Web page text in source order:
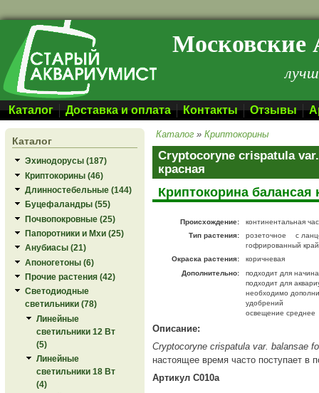
Перейти к основному содержанию Московские
Каталог Доставка и оплата Контакты Отзывы
Каталог
Эхинодорусы (187)
Криптокорины (46)
Длинностебельные (144)
Буцефаландры (55)
Почвопокровные (25)
Папоротники и Мхи (25)
Анубиасы (21)
Апоногетоны (6)
Прочие растения (42)
Светодиодные
светильники (78)
Линейные
светильники 12 Вт
(5)
Линейные
светильники 18 Вт
(4)
Каталог »Криптокорины
Cryptocoryne crispatula
красная
Криптокорина
Происхождение:
континентальная
Тип растения:
розеточное
с
гофрированный
Окраска растения:
коричневая
Дополнительно:
подходит для
подходит для
необходимо
удобрений
освещение среднее
Описание:
Cryptocoryne crispatula var. balansae
настоящее время часто поступает в
Артикул C010a